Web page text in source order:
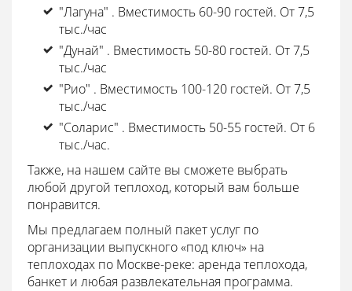
"Лагуна" . Вместимость 60-90 гостей. От 7,5
тыс./час
"Дунай" . Вместимость 50-80 гостей. От 7,5
тыс./час
"Рио" . Вместимость 100-120 гостей. От 7,5
тыс./час
"Соларис" . Вместимость 50-55 гостей. От 6
тыс./час.
Также, на нашем сайте вы сможете выбрать
любой другой теплоход, который вам больше
понравится.
Мы предлагаем полный пакет услуг по
организации выпускного «под ключ» на
теплоходах по Москве-реке: аренда теплохода,
банкет и любая развлекательная программа.